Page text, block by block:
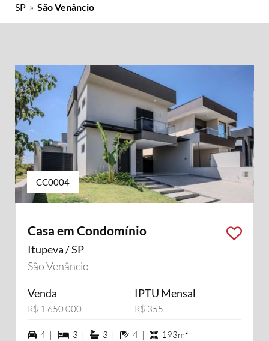
SP » São Venâncio
CC0004
Casa em Condomínio
Itupeva / SP
São Venâncio
Venda
R$ 1.650.000
IPTU Mensal
R$ 355
4 vagas na garagem
4 | 3 dormiórios
3 | 3 suítes
3 | 4 banheiros
4 | 193m²